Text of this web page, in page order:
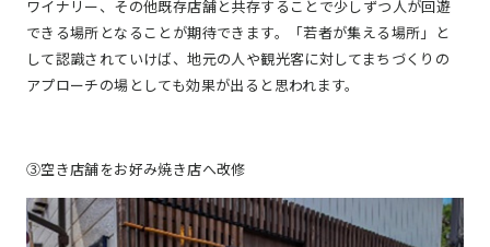
ワイナリー、その他既存店舗と共存することで少しずつ人が回遊
できる場所となることが期待できます。「若者が集える場所」と
して認識されていけば、地元の人や観光客に対してまちづくりの
アプローチの場としても効果が出ると思われます。
③空き店舗をお好み焼き店へ改修